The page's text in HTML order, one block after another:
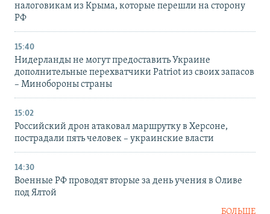
налоговикам из Крыма, которые перешли на сторону
РФ
15:40
Нидерланды не могут предоставить Украине
дополнительные перехватчики Patriot из своих запасов
– Минобороны страны
15:02
Российский дрон атаковал маршрутку в Херсоне,
пострадали пять человек – украинские власти
14:30
Военные РФ проводят вторые за день учения в Оливе
под Ялтой
БОЛЬШЕ